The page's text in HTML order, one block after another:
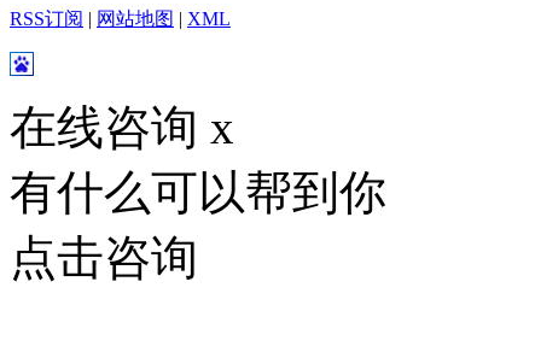
RSS订阅 | 网站地图 | XML
在线咨询 x
有什么可以帮到你
点击咨询